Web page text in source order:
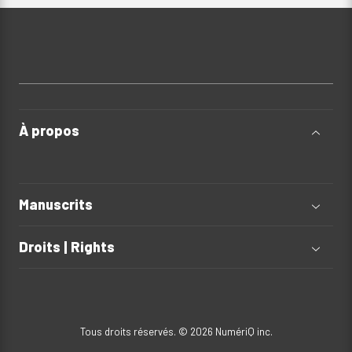
À propos
Manuscrits
Droits | Rights
Tous droits réservés. © 2026 NumériQ inc.